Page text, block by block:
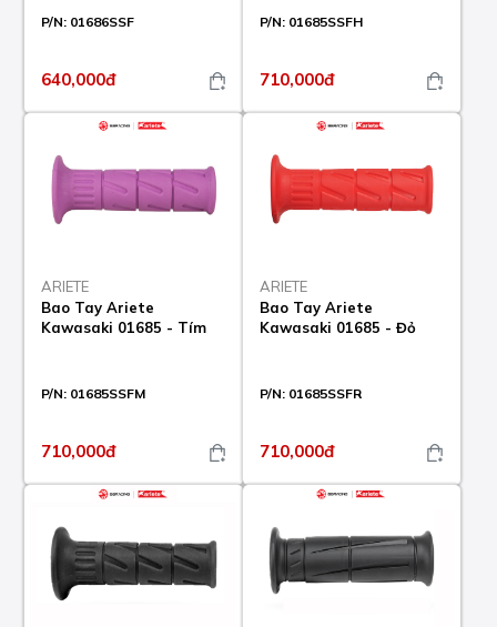
P/N: 01686SSF
640,000đ
P/N: 01685SSFH
710,000đ
ARIETE
Bao Tay Ariete
Kawasaki 01685 - Tím
P/N: 01685SSFM
710,000đ
ARIETE
Bao Tay Ariete
Kawasaki 01685 - Đỏ
P/N: 01685SSFR
710,000đ